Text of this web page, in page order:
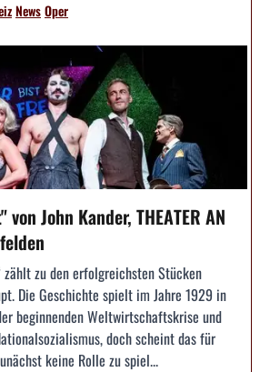
NewsOper
John Kander, THEATER AN
zählt zu den erfolgreichsten Stücken
Die Geschichte spielt im Jahre 1929 in
beginnenden Weltwirtschaftskrise und
doch scheint das für
keine Rolle zu spiel...